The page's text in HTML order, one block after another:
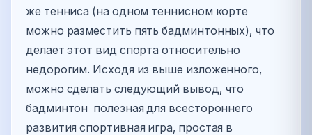
же тенниса (на одном теннисном корте
можно разместить пять бадминтонных), что
делает этот вид спорта относительно
недорогим. Исходя из выше изложенного,
можно сделать следующий вывод, что
бадминтон полезная для всестороннего
развития спортивная игра, простая в